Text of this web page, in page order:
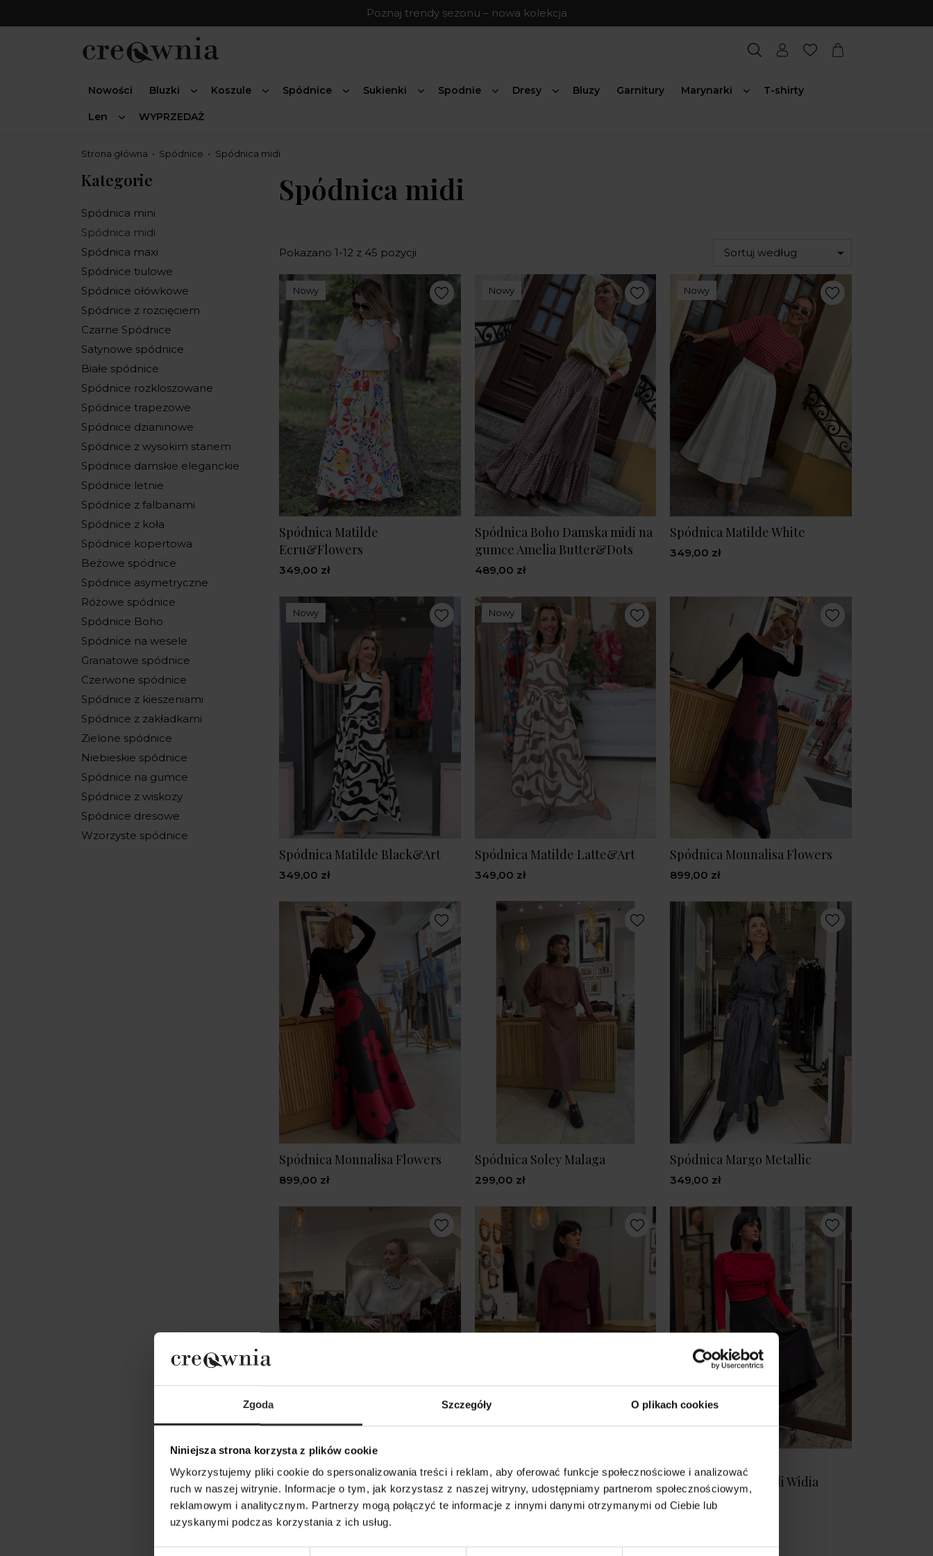
Zgoda Szczegóły O plikach cookies
Niniejsza strona korzysta z plików cookie
Wykorzystujemy pliki cookie do spersonalizowania treści i reklam, aby oferować funkcje społecznościowe i analizować
ruch w naszej witrynie. Informacje o tym, jak korzystasz z naszej witryny, udostępniamy partnerom społecznościowym,
reklamowym i analitycznym. Partnerzy mogą połączyć te informacje z innymi danymi otrzymanymi od Ciebie lub
uzyskanymi podczas korzystania z ich usług.
Poznaj trendy sezonu – nowa kolekcja
Nowości Bluzki Koszule Spódnice Sukienki Spodnie Dresy Bluzy Garnitury Marynarki T-shirty
Len WYPRZEDAŻ
Strona główna Spódnice Spódnica midi
Kategorie
Spódnica mini
Spódnica midi
Spódnica maxi
Spódnice tiulowe
Spódnice ołówkowe
Spódnice z rozcięciem
Czarne Spódnice
Satynowe spódnice
Białe spódnice
Spódnice rozkloszowane
Spódnice trapezowe
Spódnice dzianinowe
Spódnice z wysokim stanem
Spódnice damskie eleganckie
Spódnice letnie
Spódnice z falbanami
Spódnice z koła
Spódnice kopertowa
Beżowe spódnice
Spódnice asymetryczne
Różowe spódnice
Spódnice Boho
Spódnice na wesele
Granatowe spódnice
Czerwone spódnice
Spódnice z kieszeniami
Spódnice z zakładkami
Zielone spódnice
Niebieskie spódnice
Spódnice na gumce
Spódnice z wiskozy
Spódnice dresowe
Wzorzyste spódnice
Spódnica midi
Pokazano 1-12 z 45 pozycji Sortuj według
Nowy
Spódnica Matilde
Ecru&Flowers
349,00 zł
Nowy
Spódnica Boho Damska midi na
gumce Amelia Butter&Dots
489,00 zł
Nowy
Spódnica Matilde White
349,00 zł
Nowy
Spódnica Matilde Black&Art
349,00 zł
Nowy
Spódnica Matilde Latte&Art
349,00 zł
Spódnica Monnalisa Flowers
899,00 zł
Spódnica Monnalisa Flowers
899,00 zł
Spódnica Soley Malaga
299,00 zł
Spódnica Margo Metallic
349,00 zł
Spódnica Soley Story & Vintage
299,00 zł
Rozkloszowana Spódnica midi
w kolorze bordowym Widia
Bordo
Czarna Spódnica
Rozkloszowana Midi Widia
Black